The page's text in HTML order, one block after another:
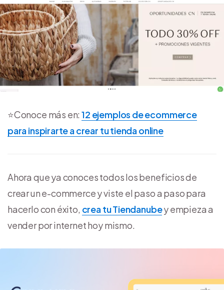
⭐Conoce más en:12 ejemplos de ecommerce
para inspirarte a crear tu tienda online
Ahora que ya conoces todos los beneficios de
crear un e-commerce y viste el paso a paso para
hacerlo con éxito, crea tu Tiendanubey empieza a
vender por internet hoy mismo.